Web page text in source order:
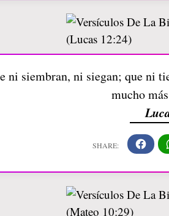
ni siembran, ni siegan; que ni
mucho